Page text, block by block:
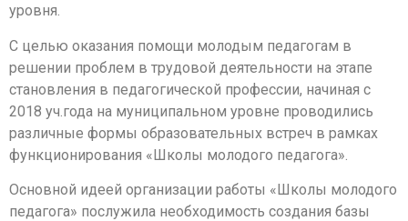
уровня.
С целью оказания помощи молодым педагогам в
решении проблем в трудовой деятельности на этапе
становления в педагогической профессии, начиная с
2018 уч.года на муниципальном уровне проводились
различные формы образовательных встреч в рамках
функционирования «Школы молодого педагога».
Основной идеей организации работы «Школы молодого
педагога» послужила необходимость создания базы